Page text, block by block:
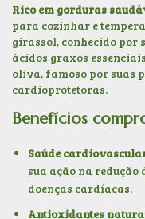
Rico em gorduras
para cozinhar e
girassol, conhecido por
ácidos graxos
oliva, famoso por suas
cardioprotetoras.
Benefícios
Saúde
sua ação na redução
doenças cardíacas.
Antioxidantes